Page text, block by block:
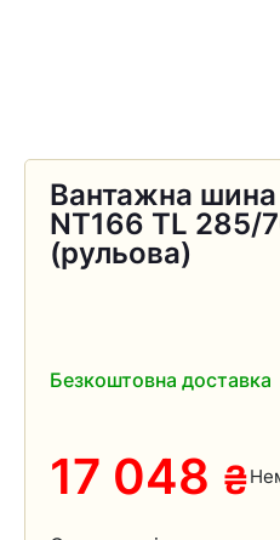
Вантажна
NT166 TL 285/
(рульова)
Безкоштовна доставка
17 048 ₴